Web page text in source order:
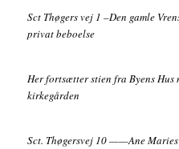
Sct Thøgers vej 1 –Den gamle
privat beboelse
Her fortsætter stien fra Byens
kirkegården
Sct. Thøgersvej 10 ——Ane